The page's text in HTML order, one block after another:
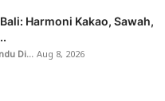
Harmoni Kakao, Sawah,
Di...Aug 8, 2026